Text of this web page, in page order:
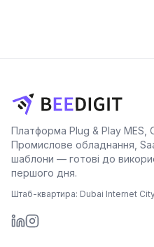
Платформа Plug & Play MES,
Промислове обладнання,
шаблони — готові до
першого дня.
Штаб-квартира: Dubai Internet